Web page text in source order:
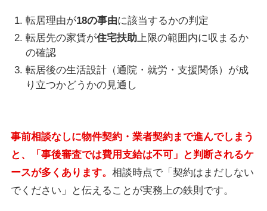
転居理由が18の事由に該当するかの判定
転居先の家賃が住宅扶助上限の範囲内に収まるか
の確認
転居後の生活設計（通院・就労・支援関係）が成
り立つかどうかの見通し
事前相談なしに物件契約・業者契約まで進んでしまう
と、「事後審査では費用支給は不可」と判断されるケ
ースが多くあります。 相談時点で「契約はまだしない
でください」と伝えることが実務上の鉄則です。